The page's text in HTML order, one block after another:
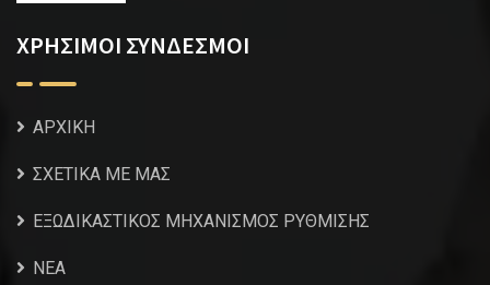
ΧΡΗΣΙΜΟΙ ΣΥΝΔΕΣΜΟΙ
ΑΡΧΙΚΗ
ΣΧΕΤΙΚΑ ΜΕ ΜΑΣ
ΕΞΩΔΙΚΑΣΤΙΚΟΣ ΜΗΧΑΝΙΣΜΟΣ ΡΥΘΜΙΣΗΣ
NEA